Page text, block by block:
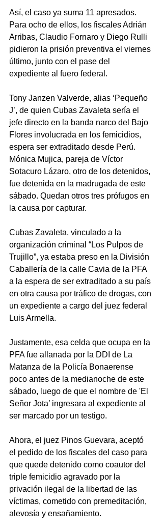
Así, el caso ya suma 11 apresados.
Para ocho de ellos, los fiscales Adrián
Arribas, Claudio Fornaro y Diego Rulli
pidieron la prisión preventiva el viernes
último, junto con el pase del
expediente al fuero federal.
Tony Janzen Valverde, alias ‘Pequeño
J’, de quien Cubas Zavaleta sería el
jefe directo en la banda narco del Bajo
Flores involucrada en los femicidios,
espera ser extraditado desde Perú.
Mónica Mujica, pareja de Víctor
Sotacuro Lázaro, otro de los detenidos,
fue detenida en la madrugada de este
sábado. Quedan otros tres prófugos en
la causa por capturar.
Cubas Zavaleta, vinculado a la
organización criminal “Los Pulpos de
Trujillo”, ya estaba preso en la División
Caballería de la calle Cavia de la PFA
a la espera de ser extraditado a su país
en otra causa por tráfico de drogas, con
un expediente a cargo del juez federal
Luis Armella.
Justamente, esa celda que ocupa en la
PFA fue allanada por la DDI de La
Matanza de la Policía Bonaerense
poco antes de la medianoche de este
sábado, luego de que el nombre de 'El
Señor Jota’ ingresara al expediente al
ser marcado por un testigo.
Ahora, el juez Pinos Guevara, aceptó
el pedido de los fiscales del caso para
que quede detenido como coautor del
triple femicidio agravado por la
privación ilegal de la libertad de las
víctimas, cometido con premeditación,
alevosía y ensañamiento.